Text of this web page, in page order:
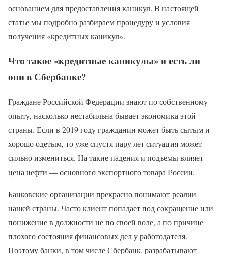
основанием для предоставления каникул. В настоящей
статье мы подробно разбираем процедуру и условия
получения «кредитных каникул».
Что такое «кредитные каникулы» и есть ли
они в Сбербанке?
Граждане Российской Федерации знают по собственному
опыту, насколько нестабильна бывает экономика этой
страны. Если в 2019 году гражданин может быть сытым и
хорошо одетым, то уже спустя пару лет ситуация может
сильно измениться. На такие падения и подъемы влияет
цена нефти — основного экспортного товара России.
Банковские организации прекрасно понимают реалии
нашей страны. Часто клиент попадает под сокращение или
понижение в должности не по своей воле, а по причине
плохого состояния финансовых дел у работодателя.
Поэтому банки, в том числе Сбербанк, разрабатывают